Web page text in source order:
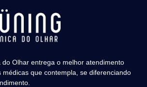
do Olhar entrega o melhor atendimento
médicas que contempla, se diferenciando